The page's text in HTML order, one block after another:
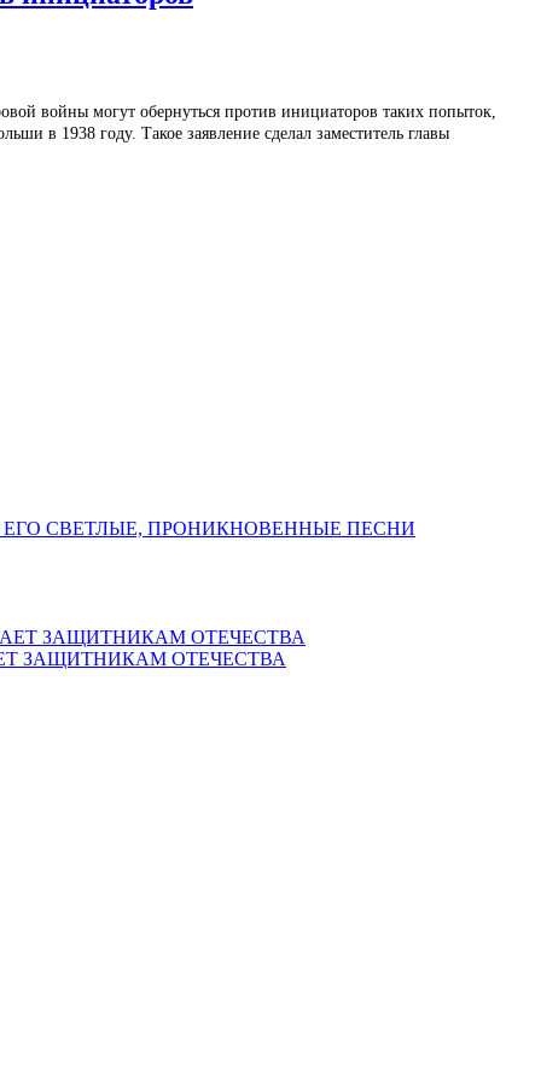
войны могут обернуться против инициаторов таких попыток,
в 1938 году. Такое заявление сделал заместитель главы
СВЕТЛЫЕ, ПРОНИКНОВЕННЫЕ ПЕСНИ
ЗАЩИТНИКАМ ОТЕЧЕСТВА